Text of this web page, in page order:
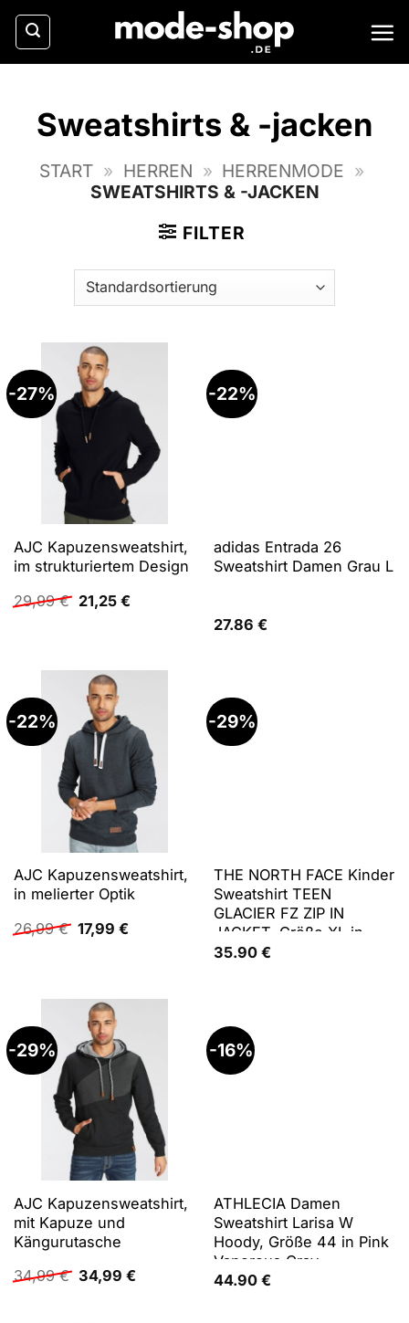
Zum
Inhalt
springen
Sweatshirts & -jacken
START » HERREN » HERRENMODE »
SWEATSHIRTS & -JACKEN
FILTER
-27%
AJC Kapuzensweatshirt,
im strukturiertem Design
29,99€ Ursprünglicher
Preis
21,25 €Aktueller
-22%
adidas Entrada 26
Sweatshirt Damen Grau L
27.86 €
-22%
AJC Kapuzensweatshirt,
in melierter Optik
26,99€ Ursprünglicher
Preis
17,99 €Aktueller
-29%
THE NORTH FACE Kinder
Sweatshirt TEEN
GLACIER FZ ZIP IN
JACKET, Größe XL in
Grau NEW TAUPE GREEN
35.90 €
-29%
AJC Kapuzensweatshirt,
mit Kapuze und
Kängurutasche
34,99€ Ursprünglicher
Preis
34,99 €Aktueller
-16%
ATHLECIA Damen
Sweatshirt Larisa W
Hoody, Größe 44 in Pink
Vaporous Gray
44.90 €